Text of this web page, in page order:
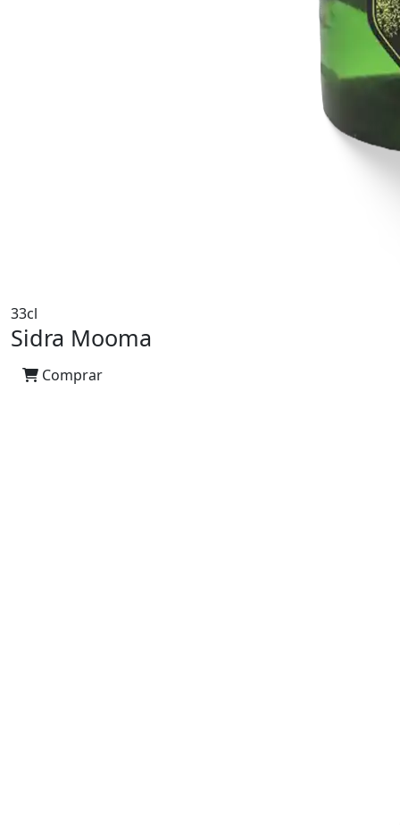
33cl
Sidra Mooma
Comprar